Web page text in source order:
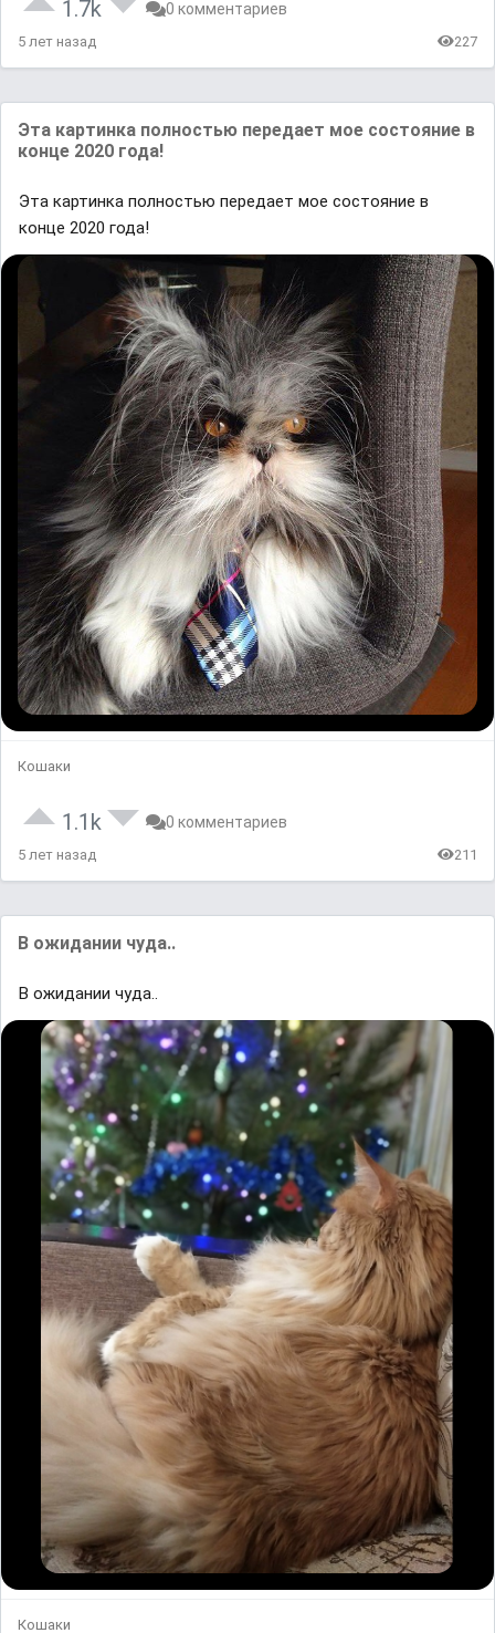
1.7k 0 комментариев
5 лет назад 227
Эта картинка полностью передает мое состояние в
конце 2020 года!
Эта картинка полностью передает мое состояние в
конце 2020 года!
Кошаки
1.1k 0 комментариев
5 лет назад 211
В ожидании чуда..
В ожидании чуда..
Кошаки